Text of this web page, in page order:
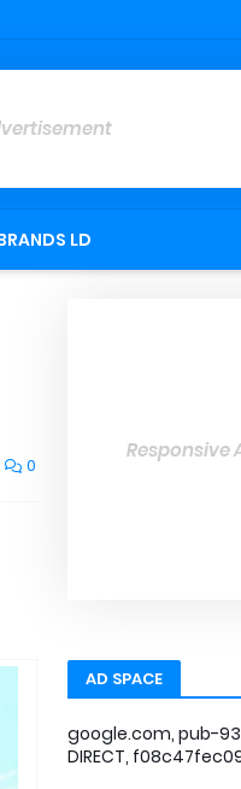
LD
0
Responsive
AD SPACE
google.com, pub-
DIRECT,